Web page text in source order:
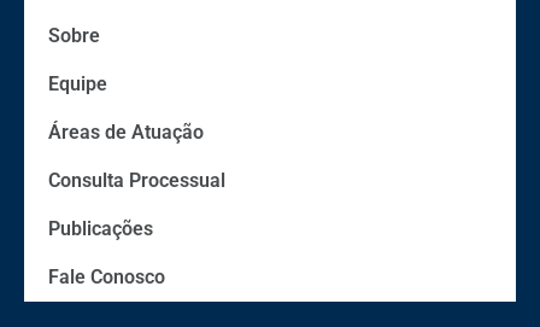
Sobre
Equipe
Áreas de Atuação
Consulta Processual
Publicações
Fale Conosco